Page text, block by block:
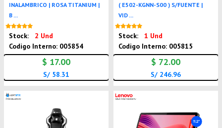
INALAMBRICO | ROSA TITANIUM |
B ...
Stock:
2 Und
Codigo Interno: 005854
$ 17.00
S/ 58.31
( E502-KGNN-S00 ) S/FUENTE |
VID ...
Stock:
1 Und
Codigo Interno: 005815
$ 72.00
S/ 246.96